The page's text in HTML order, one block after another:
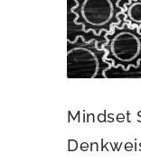
Mindset